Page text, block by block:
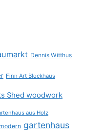
Dennis Witthus
Finn Art Blockhaus
Shed woodwork
aus Holz
gartenhaus